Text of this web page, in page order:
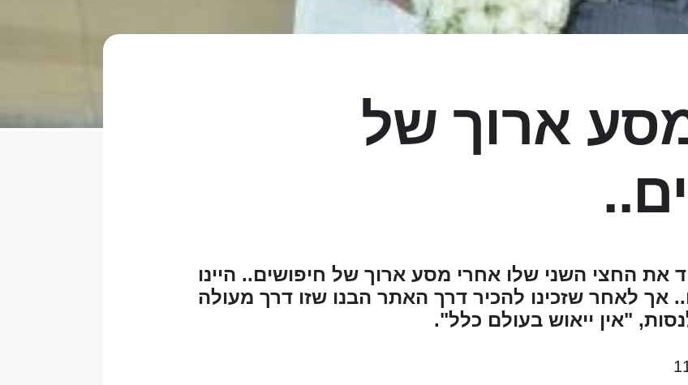
ארוך של
את החצי השני שלו אחרי מסע ארוך של חיפושים.. היינו
לאחר שזכינו להכיר דרך האתר הבנו שזו דרך מעולה
"אין ייאוש בעולם כלל".